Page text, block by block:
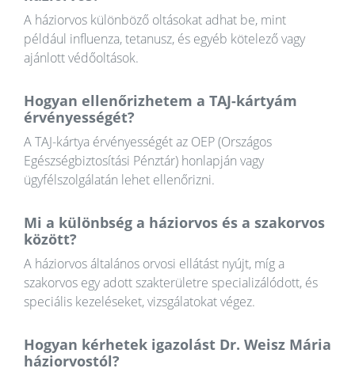
A háziorvos különböző oltásokat adhat be, mint
például influenza, tetanusz, és egyéb kötelező vagy
ajánlott védőoltások.
Hogyan ellenőrizhetem a TAJ-kártyám
érvényességét?
A TAJ-kártya érvényességét az OEP (Országos
Egészségbiztosítási Pénztár) honlapján vagy
ügyfélszolgálatán lehet ellenőrizni.
Mi a különbség a háziorvos és a szakorvos
között?
A háziorvos általános orvosi ellátást nyújt, míg a
szakorvos egy adott szakterületre specializálódott, és
speciális kezeléseket, vizsgálatokat végez.
Hogyan kérhetek igazolást Dr. Weisz Mária
háziorvostól?